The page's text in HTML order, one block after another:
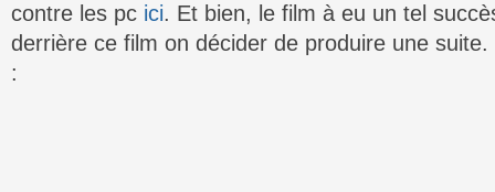
contre les pc ici. Et bien, le film à eu un tel
derrière ce film on décider de produire une suite.
: